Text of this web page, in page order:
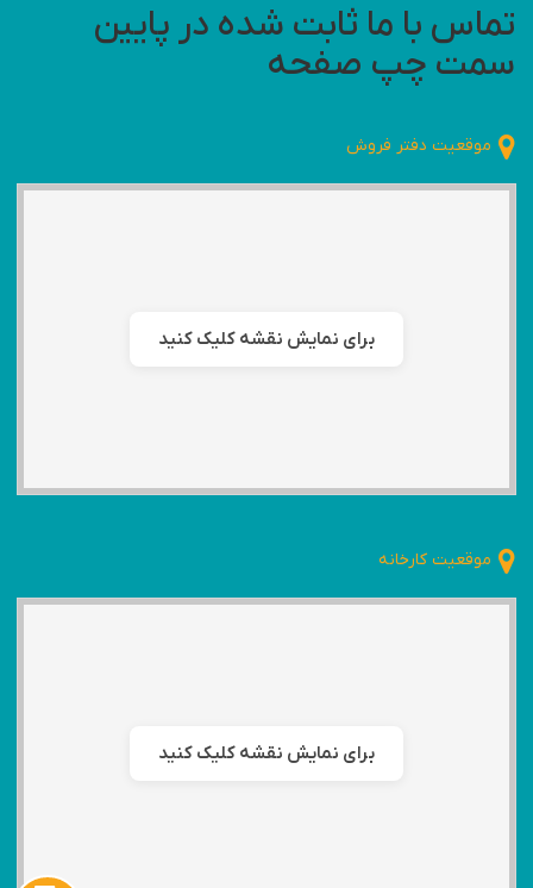
تماس با ما ثابت شده در پایین
سمت چپ صفحه
موقعیت دفتر فروش
برای نمایش نقشه کلیک کنید
موقعیت کارخانه
برای نمایش نقشه کلیک کنید